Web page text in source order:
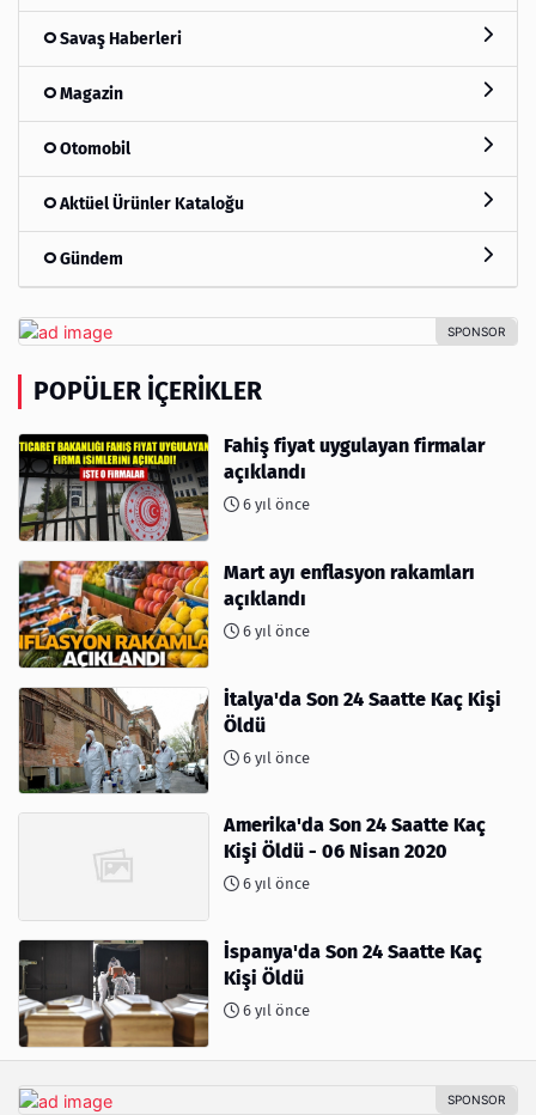
Savaş Haberleri
Magazin
Otomobil
Aktüel Ürünler Kataloğu
Gündem
POPÜLER İÇERIKLER
Fahiş fiyat uygulayan firmalar
açıklandı
6 yıl önce
Mart ayı enflasyon rakamları
açıklandı
6 yıl önce
İtalya'da Son 24 Saatte Kaç Kişi
Öldü
6 yıl önce
Amerika'da Son 24 Saatte Kaç
Kişi Öldü - 06 Nisan 2020
6 yıl önce
İspanya'da Son 24 Saatte Kaç
Kişi Öldü
6 yıl önce